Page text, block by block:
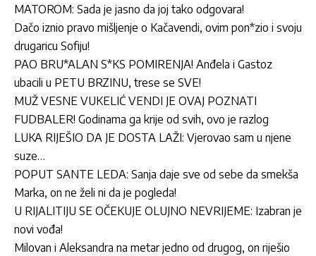
MATOROM: Sada je jasno da joj tako odgovara!
Dačo iznio pravo mišljenje o Kačavendi, ovim pon*zio i svoju
drugaricu Sofiju!
PAO BRU*ALAN S*KS POMIRENJA! Anđela i Gastoz
ubacili u PETU BRZINU, trese se SVE!
MUŽ VESNE VUKELIĆ VENDI JE OVAJ POZNATI
FUDBALER! Godinama ga krije od svih, ovo je razlog
LUKA RIJEŠIO DA JE DOSTA LAŽI: Vjerovao sam u njene
suze…
POPUT SANTE LEDA: Sanja daje sve od sebe da smekša
Marka, on ne želi ni da je pogleda!
U RIJALITIJU SE OČEKUJE OLUJNO NEVRIJEME: Izabran je
novi vođa!
Milovan i Aleksandra na metar jedno od drugog, on riješio